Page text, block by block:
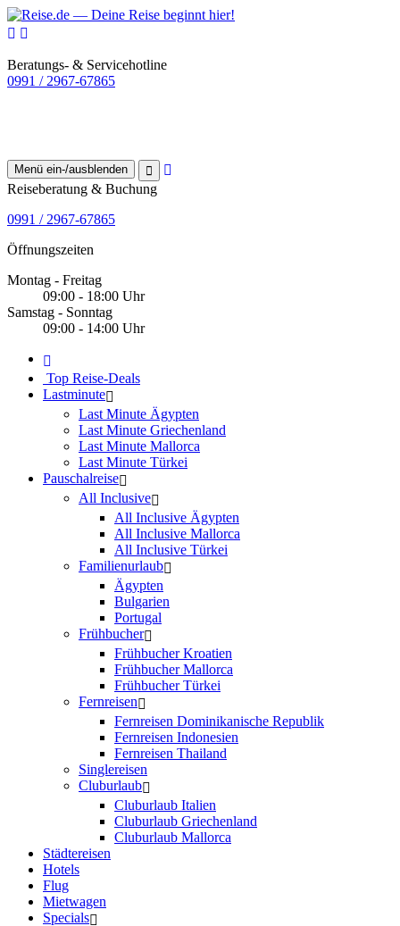
Beratungs- & Servicehotline
0991 / 2967-67865
Menü ein-/ausblenden
Reiseberatung & Buchung
0991 / 2967-67865
Öffnungszeiten
Montag - Freitag
09:00 - 18:00 Uhr
Samstag - Sonntag
09:00 - 14:00 Uhr
Top Reise-Deals
Lastminute
Last Minute Ägypten
Last Minute Griechenland
Last Minute Mallorca
Last Minute Türkei
Pauschalreise
All Inclusive
All Inclusive Ägypten
All Inclusive Mallorca
All Inclusive Türkei
Familienurlaub
Ägypten
Bulgarien
Portugal
Frühbucher
Frühbucher Kroatien
Frühbucher Mallorca
Frühbucher Türkei
Fernreisen
Fernreisen Dominikanische Republik
Fernreisen Indonesien
Fernreisen Thailand
Singlereisen
Cluburlaub
Cluburlaub Italien
Cluburlaub Griechenland
Cluburlaub Mallorca
Städtereisen
Hotels
Flug
Mietwagen
Specials